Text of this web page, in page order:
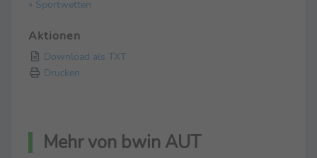
» Sportwetten
Aktionen
Download als TXT
Drucken
Mehr von bwin AUT